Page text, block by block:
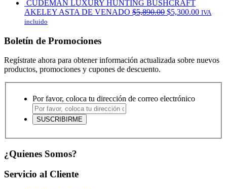
CUDEMAN LUXURY HUNTING BUSHCRAFT
AKELEY ASTA DE VENADO $5,890.00 $5,300.00 IVA
incluido
Boletín de Promociones
Regístrate ahora para obtener información actualizada sobre nuevos
productos, promociones y cupones de descuento.
Por favor, coloca tu dirección de correo electrónico
¿Quienes Somos?
Servicio al Cliente